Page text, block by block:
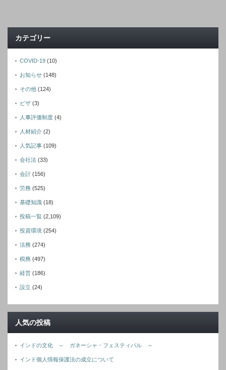
カテゴリー
COVID-19 (10)
お知らせ (148)
その他 (124)
ビザ (3)
人事評価制度 (4)
人材紹介 (2)
人気記事 (109)
会社法 (33)
会計 (156)
労務 (525)
基礎知識 (18)
投稿一覧 (2,109)
投資環境 (254)
法務 (274)
税務 (497)
経営 (186)
設立 (24)
人気の投稿
インドの文化 ～ ガネーシャ・フェスティバル ～
インド個人情報保護法の成立について